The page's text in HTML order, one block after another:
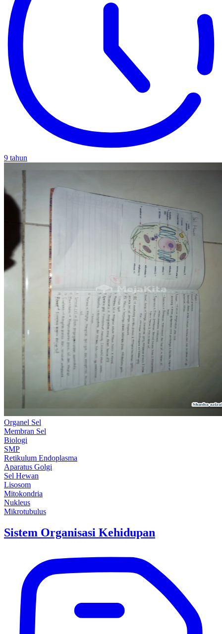
9 tahun
Organel Sel
Membran Sel
Biologi
SMP
Retikulum Endoplasma
Aparatus Golgi
Sel Hewan
Lisosom
Mitokondria
Nukleus
Mikrotubulus
Sistem Organisasi Kehidupan